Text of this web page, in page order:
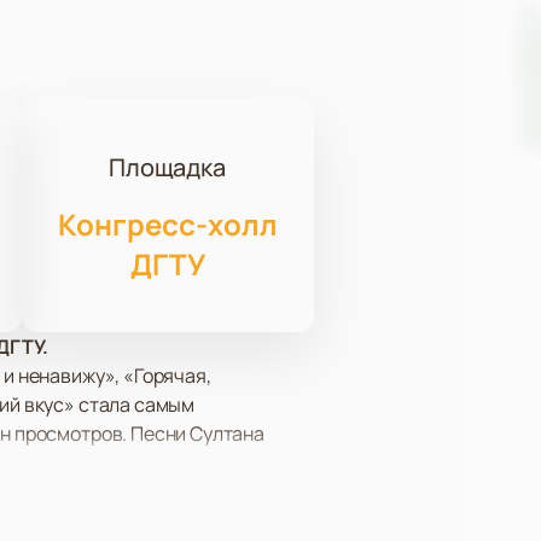
Площадка
Конгресс-холл
ДГТУ
ненавижу», «Горячая,
вкус» стала самым
просмотров. Песни Султана
и стал лауреатом